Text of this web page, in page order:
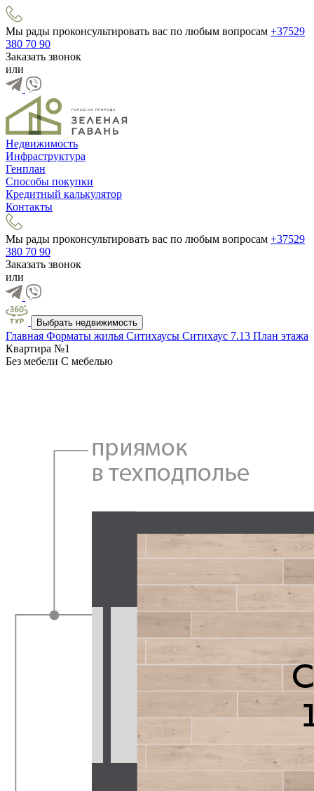
Мы рады проконсультировать вас по любым вопросам +37529
380 70 90
Заказать звонок
или
Недвижимость
Инфраструктура
Генплан
Способы покупки
Кредитный калькулятор
Контакты
Мы рады проконсультировать вас по любым вопросам +37529
380 70 90
Заказать звонок
или
Выбрать недвижимость
Главная Форматы жилья Ситихаусы Ситихаус 7.13 План этажа
Квартира №1
Без мебели С мебелью